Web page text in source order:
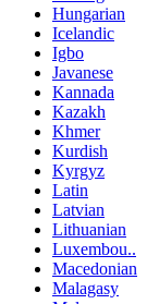
Hungarian
Icelandic
Igbo
Javanese
Kannada
Kazakh
Khmer
Kurdish
Kyrgyz
Latin
Latvian
Lithuanian
Luxembou..
Macedonian
Malagasy